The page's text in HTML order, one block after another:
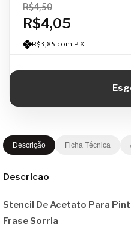
R$4,05
R$4,50
R$3,85 com PIX
Descrição Ficha Técnica
Descricao
Stencil De Acetato Para
Frase Sorria